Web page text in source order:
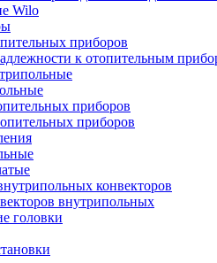
Wilo
приборов
к отопительным
приборов
приборов
конвекторов
внутрипольных
головки